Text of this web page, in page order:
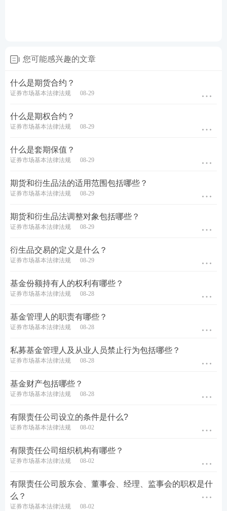
您可能感兴趣的文章
什么是期货合约？
证券市场基本法律法规 08-29
什么是期权合约？
证券市场基本法律法规 08-29
什么是套期保值？
证券市场基本法律法规 08-29
期货和衍生品法的适用范围包括哪些？
证券市场基本法律法规 08-29
期货和衍生品法调整对象包括哪些？
证券市场基本法律法规 08-29
衍生品交易的定义是什么？
证券市场基本法律法规 08-29
基金份额持有人的权利有哪些？
证券市场基本法律法规 08-28
基金管理人的职责有哪些？
证券市场基本法律法规 08-28
私募基金管理人及从业人员禁止行为包括哪些？
证券市场基本法律法规 08-28
基金财产包括哪些？
证券市场基本法律法规 08-28
有限责任公司设立的条件是什么?
证券市场基本法律法规 08-02
有限责任公司组织机构有哪些？
证券市场基本法律法规 08-02
有限责任公司股东会、董事会、经理、监事会的职权是什
么？
证券市场基本法律法规 08-02